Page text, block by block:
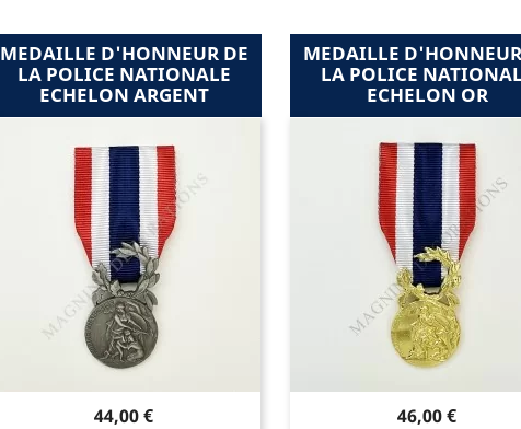
MEDAILLE D'HONNEUR DE
LA POLICE NATIONALE
ECHELON ARGENT
Prix
44,00 €
MEDAILLE
LA POLICE
ECHELON OR
Prix
46,00 €